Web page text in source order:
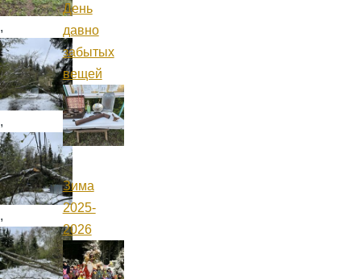
,
,
,
День
давно
забытых
вещей
Зима
2025-
2026